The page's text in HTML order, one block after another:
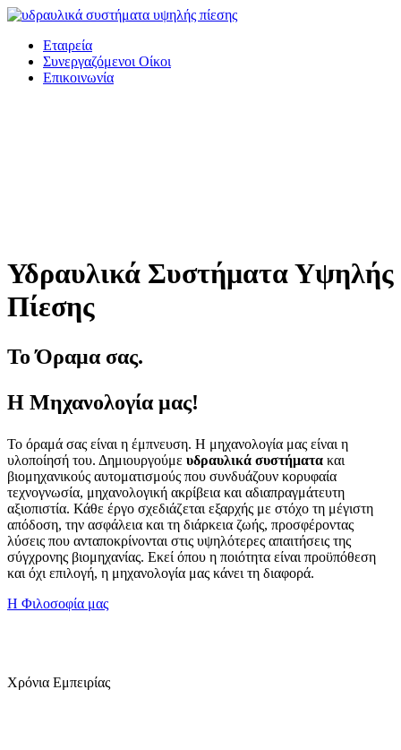
Εταιρεία
Συνεργαζόμενοι Οίκοι
Επικοινωνία
Υδραυλικά Συστήματα Υψηλής
Πίεσης
Το Όραμα σας.
Η Μηχανολογία μας!
Το όραμά σας είναι η έμπνευση. Η μηχανολογία μας είναι η
υλοποίησή του. Δημιουργούμε υδραυλικά συστήματα και
βιομηχανικούς αυτοματισμούς που συνδυάζουν κορυφαία
τεχνογνωσία, μηχανολογική ακρίβεια και αδιαπραγμάτευτη
αξιοπιστία. Κάθε έργο σχεδιάζεται εξαρχής με στόχο τη μέγιστη
απόδοση, την ασφάλεια και τη διάρκεια ζωής, προσφέροντας
λύσεις που ανταποκρίνονται στις υψηλότερες απαιτήσεις της
σύγχρονης βιομηχανίας. Εκεί όπου η ποιότητα είναι προϋπόθεση
και όχι επιλογή, η μηχανολογία μας κάνει τη διαφορά.
Η Φιλοσοφία μας
Χρόνια Εμπειρίας